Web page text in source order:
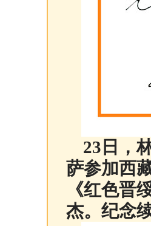
23日，
萨参加西
《红色晋
杰。纪念